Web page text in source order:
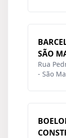
SÃO
Rua
- São